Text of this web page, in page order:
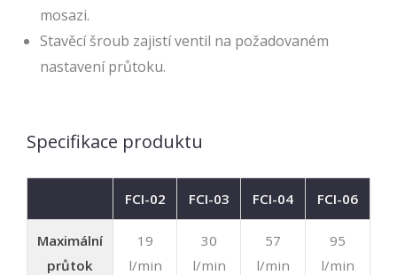
mosazi.
Stavěcí šroub zajistí ventil na požadovaném
nastavení průtoku.
Specifikace produktu
FCI-02 FCI-03 FCI-04 FCI-06
Maximální
průtok
19
l/min
30
l/min
57
l/min
95
l/min